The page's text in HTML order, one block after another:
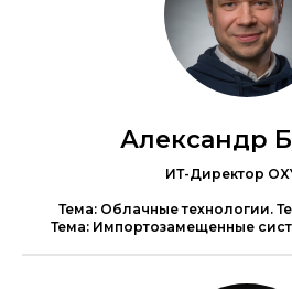
Александр
ИТ-Директор
Тема: Облачные технологии.
Тема: Импортозамещенные